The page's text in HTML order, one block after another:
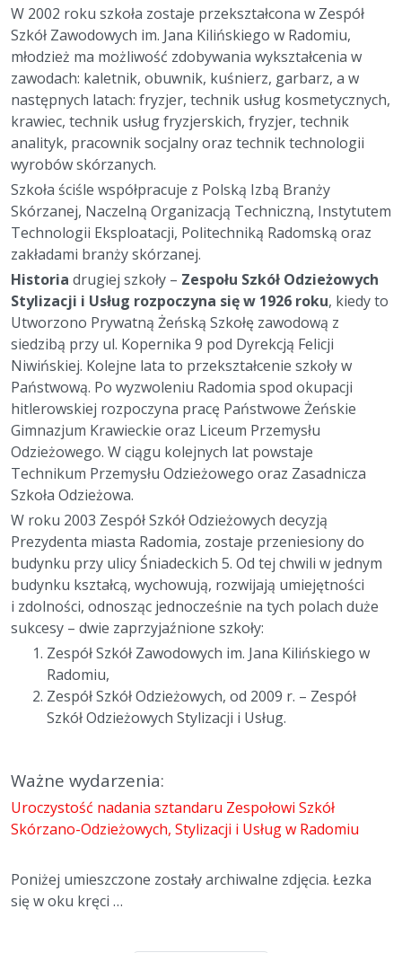
W 2002 roku szkoła zostaje przekształcona w Zespół
Szkół Zawodowych im. Jana Kilińskiego w Radomiu,
młodzież ma możliwość zdobywania wykształcenia w
zawodach: kaletnik, obuwnik, kuśnierz, garbarz, a w
następnych latach: fryzjer, technik usług kosmetycznych,
krawiec, technik usług fryzjerskich, fryzjer, technik
analityk, pracownik socjalny oraz technik technologii
wyrobów skórzanych.
Szkoła ściśle współpracuje z Polską Izbą Branży
Skórzanej, Naczelną Organizacją Techniczną, Instytutem
Technologii Eksploatacji, Politechniką Radomską oraz
zakładami branży skórzanej.
Historia drugiej szkoły – Zespołu Szkół Odzieżowych
Stylizacji i Usług rozpoczyna się w 1926 roku, kiedy to
Utworzono Prywatną Żeńską Szkołę zawodową z
siedzibą przy ul. Kopernika 9 pod Dyrekcją Felicji
Niwińskiej. Kolejne lata to przekształcenie szkoły w
Państwową. Po wyzwoleniu Radomia spod okupacji
hitlerowskiej rozpoczyna pracę Państwowe Żeńskie
Gimnazjum Krawieckie oraz Liceum Przemysłu
Odzieżowego. W ciągu kolejnych lat powstaje
Technikum Przemysłu Odzieżowego oraz Zasadnicza
Szkoła Odzieżowa.
W roku 2003 Zespół Szkół Odzieżowych decyzją
Prezydenta miasta Radomia, zostaje przeniesiony do
budynku przy ulicy Śniadeckich 5. Od tej chwili w jednym
budynku kształcą, wychowują, rozwijają umiejętności
i zdolności, odnosząc jednocześnie na tych polach duże
sukcesy – dwie zaprzyjaźnione szkoły:
Zespół Szkół Zawodowych im. Jana Kilińskiego w
Radomiu,
Zespół Szkół Odzieżowych, od 2009 r. – Zespół
Szkół Odzieżowych Stylizacji i Usług.
Ważne wydarzenia:
Uroczystość nadania sztandaru Zespołowi Szkół
Skórzano-Odzieżowych, Stylizacji i Usług w Radomiu
Poniżej umieszczone zostały archiwalne zdjęcia. Łezka
się w oku kręci …